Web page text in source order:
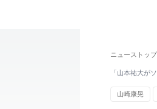
ニューストップ
「山本祐大が
山崎康晃